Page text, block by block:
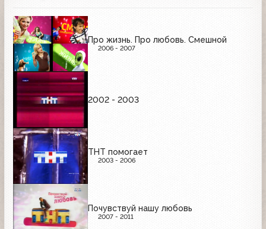
Про жизнь. Про любовь. Смешной
2006 - 2007
2002 - 2003
ТНТ помогает
2003 - 2006
Почувствуй нашу любовь
2007 - 2011